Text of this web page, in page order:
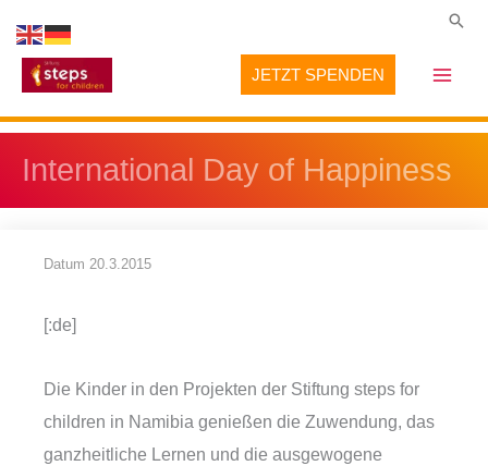
Inhalt
springen
JETZT SPENDEN
International Day of Happiness
Datum 20.3.2015
[:de]
Die Kinder in den Projekten der Stiftung steps for
children in Namibia genießen die Zuwendung, das
ganzheitliche Lernen und die ausgewogene